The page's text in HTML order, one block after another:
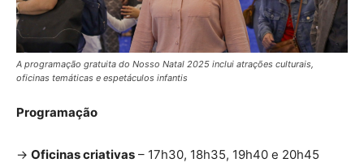
A programação gratuita do Nosso Natal 2025 inclui atrações culturais,
oficinas temáticas e espetáculos infantis
Programação
→ Oficinas criativas – 17h30, 18h35, 19h40 e 20h45